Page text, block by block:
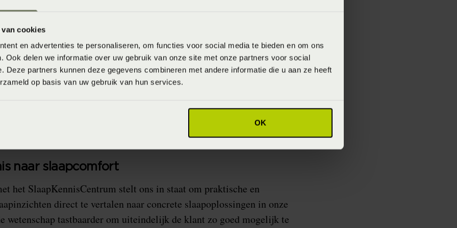
cookies
en advertenties te personaliseren, om functies voor social media te bieden en om ons
Ook delen we informatie over uw gebruik van onze site met onze partners voor social
Deze partners kunnen deze gegevens combineren met andere informatie die u aan ze heeft
op basis van uw gebruik van hun services.
OK
adviseren we over de optimale ondersteuning voor het lichaam —
persoonlijke voorkeur, lichaamsbouw en slaapgedrag.
training, (wetenschappelijk) onderzoek, data
kunnen we nog beter adviseren over welk type bed, matras en hoofdkussen
individu. Het maakt het verschil tussen uitgerust wakker worden of
naar slaapcomfort
het SlaapKennisCentrum stelt ons in staat om praktische en
direct te vertalen naar concrete slaapoplossingen in onze
wetenschap tastbaarder om uiteindelijk de klant zo goed mogelijk te